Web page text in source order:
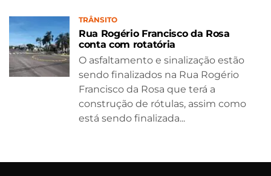
TRÂNSITO
Rua Rogério Francisco da Rosa
conta com rotatória
O asfaltamento e sinalização estão
sendo finalizados na Rua Rogério
Francisco da Rosa que terá a
construção de rótulas, assim como
está sendo finalizada...